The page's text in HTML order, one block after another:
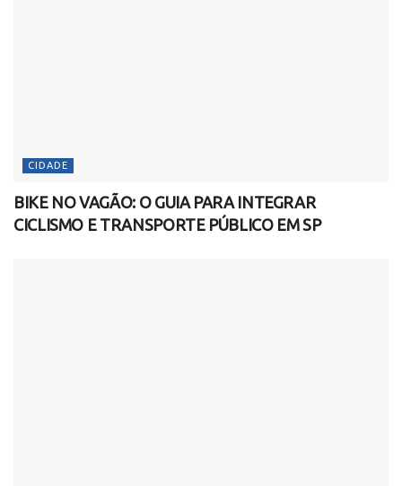
CIDADE
BIKE NO VAGÃO: O GUIA PARA INTEGRAR
CICLISMO E TRANSPORTE PÚBLICO EM SP